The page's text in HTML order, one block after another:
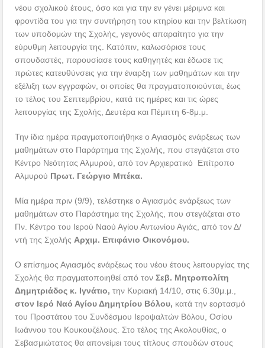
νέου σχολικού έτους, όσο και για την εν γένει μέριμνα και
φροντίδα του για την συντήρηση του κτηρίου και την βελτίωση
των υποδομών της Σχολής, γεγονός απαραίτητο για την
εύρυθμη λειτουργία της. Κατόπιν, καλωσόρισε τους
σπουδαστές, παρουσίασε τους καθηγητές και έδωσε τις
πρώτες κατευθύνσεις για την έναρξη των μαθημάτων και την
εξέλιξη των εγγραφών, οι οποίες θα πραγματοποιούνται, έως
το τέλος του Σεπτεμβρίου, κατά τις ημέρες και τις ώρες
λειτουργίας της Σχολής, Δευτέρα και Πέμπτη 6-8μ.μ.
Την ίδια ημέρα πραγματοποιήθηκε ο Αγιασμός ενάρξεως των
μαθημάτων στο Παράρτημα της Σχολής, που στεγάζεται στο
Κέντρο Νεότητας Αλμυρού, από τον Αρχιερατικό Επίτροπο
Αλμυρού Πρωτ. Γεώργιο Μπέκα.
Μία ημέρα πριν (9/9), τελέστηκε ο Αγιασμός ενάρξεως των
μαθημάτων στο Παράστημα της Σχολής, που στεγάζεται στο
Πν. Κέντρο του Ιερού Ναού Αγίου Αντωνίου Αγιάς, από τον Δ/
ντή της Σχολής Αρχιμ. Επιφάνιο Οικονόμου.
Ο επίσημος Αγιασμός ενάρξεως του νέου έτους λειτουργίας της
Σχολής θα πραγματοποιηθεί από τονΣεβ. Μητροπολίτη
Δημητριάδος κ. Ιγνάτιο, την Κυριακή 14/10, στις 6.30μ.μ.,
στον Ιερό Ναό Αγίου Δημητρίου Βόλου, κατά την εορτασμό
του Προστάτου του Συνδέσμου Ιεροψαλτών Βόλου, Οσίου
Ιωάννου του Κουκουζέλους. Στο τέλος της Ακολουθίας, ο
Σεβασμιώτατος θα απονείμει τους τίτλους σπουδών στους